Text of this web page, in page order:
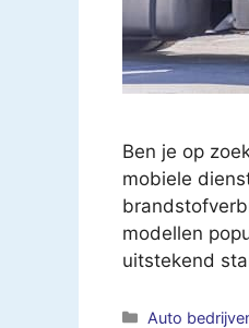
Ben je op
mobiele
modellen
uitstekend
Categorieën
Auto